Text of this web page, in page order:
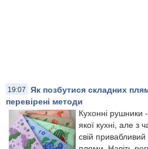
19:07
Як позбутися складних
перевірені методи
Кухонні рушники
якої кухні, але з
свій привабливий